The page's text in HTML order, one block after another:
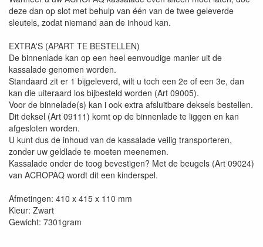
deze dan op slot met behulp van één van de twee geleverde
sleutels, zodat niemand aan de inhoud kan.
EXTRA'S (APART TE BESTELLEN)
De binnenlade kan op een heel eenvoudige manier uit de
kassalade genomen worden.
Standaard zit er 1 bijgeleverd, wilt u toch een 2e of een 3e, dan
kan die uiteraard los bijbesteld worden (Art 09005).
Voor de binnelade(s) kan i ook extra afsluitbare deksels bestellen.
Dit deksel (Art 09111) komt op de binnenlade te liggen en kan
afgesloten worden.
U kunt dus de inhoud van de kassalade veilig transporteren,
zonder uw geldlade te moeten meenemen.
Kassalade onder de toog bevestigen? Met de beugels (Art 09024)
van ACROPAQ wordt dit een kinderspel.
Afmetingen: 410 x 415 x 110 mm
Kleur: Zwart
Gewicht: 7301gram